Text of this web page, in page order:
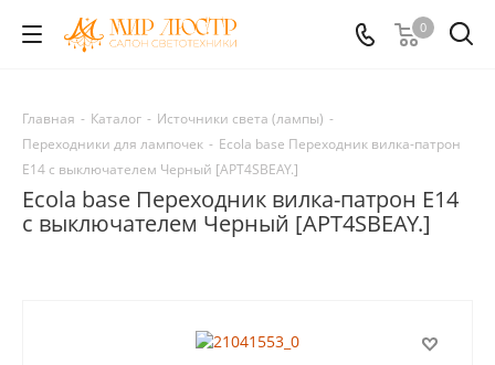
0
Главная - Каталог - Источники света (лампы) -
Переходники для лампочек - Ecola base Переходник вилка-патрон
E14 с выключателем Черный [APT4SBEAY.]
Ecola base Переходник вилка-патрон E14
с выключателем Черный [APT4SBEAY.]